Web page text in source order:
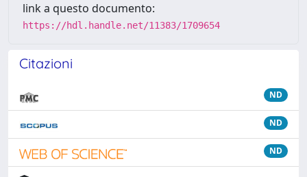
link a questo documento:
https://hdl.handle.net/11383/1709654
Citazioni
ND
ND
ND